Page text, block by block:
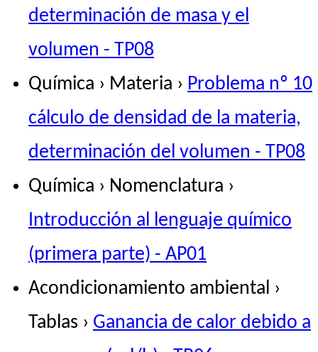
determinación de masa y el
volumen - TP08
Química › Materia › Problema nº 10
cálculo de densidad de la materia,
determinación del volumen - TP08
Química › Nomenclatura ›
Introducción al lenguaje químico
(primera parte) - AP01
Acondicionamiento ambiental ›
Tablas › Ganancia de calor debido a